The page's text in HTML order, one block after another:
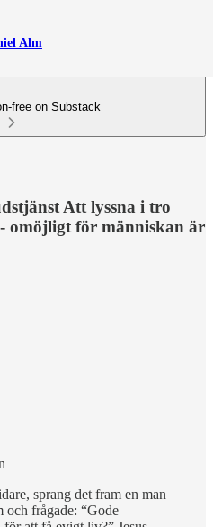
Alm
free on Substack
Att lyssna i tro
omöjligt för människan är
sprang det fram en man
frågade: “Gode